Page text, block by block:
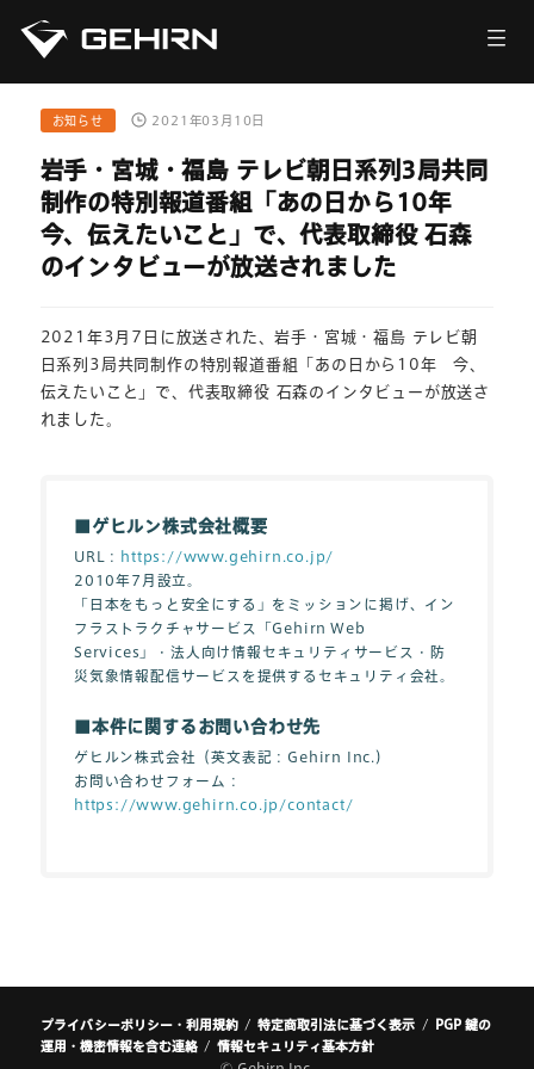
ニュース
採用情報
お問い合わせ
お知らせ 2021年03月10日
岩手・宮城・福島 テレビ朝日系列3局共同
制作の特別報道番組「あの日から10年
今、伝えたいこと」で、代表取締役 石森
のインタビューが放送されました
2021年3月7日に放送された、岩手・宮城・福島 テレビ朝
日系列3局共同制作の特別報道番組「あの日から10年 今、
伝えたいこと」で、代表取締役 石森のインタビューが放送さ
れました。
■ゲヒルン株式会社概要
URL：
https://www.gehirn.co.jp/
2010年7月設立。
「日本をもっと安全にする」をミッションに掲げ、イン
フラストラクチャサービス「Gehirn Web
Services」・法人向け情報セキュリティサービス・防
災気象情報配信サービスを提供するセキュリティ会社。
■本件に関するお問い合わせ先
ゲヒルン株式会社（英文表記：Gehirn Inc.）
お問い合わせフォーム：
https://www.gehirn.co.jp/contact/
プライバシーポリシー・利用規約 特定商取引法に基づく表示
PGP 鍵の
運用・機密情報を含む連絡
情報セキュリティ基本方針